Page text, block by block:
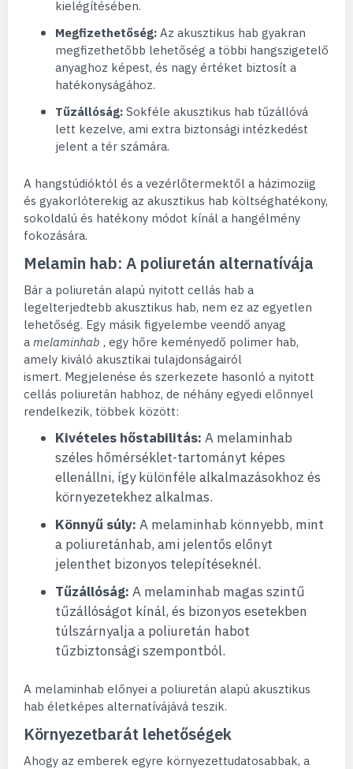
kielégítésében.
Megfizethetőség: Az akusztikus hab gyakran
megfizethetőbb lehetőség a többi hangszigetelő
anyaghoz képest, és nagy értéket biztosít a
hatékonyságához.
Tűzállóság: Sokféle akusztikus hab tűzállóvá
lett kezelve, ami extra biztonsági intézkedést
jelent a tér számára.
A hangstúdióktól és a vezérlőtermektől a házimoziig
és gyakorlóterekig az akusztikus hab költséghatékony,
sokoldalú és hatékony módot kínál a hangélmény
fokozására.
Melamin hab: A poliuretán alternatívája
Bár a poliuretán alapú nyitott cellás hab a
legelterjedtebb akusztikus hab, nem ez az egyetlen
lehetőség. Egy másik figyelembe veendő anyag
a melaminhab , egy hőre keményedő polimer hab,
amely kiváló akusztikai tulajdonságairól
ismert. Megjelenése és szerkezete hasonló a nyitott
cellás poliuretán habhoz, de néhány egyedi előnnyel
rendelkezik, többek között:
Kivételes hőstabilitás: A melaminhab
széles hőmérséklet-tartományt képes
ellenállni, így különféle alkalmazásokhoz és
környezetekhez alkalmas.
Könnyű súly: A melaminhab könnyebb, mint
a poliuretánhab, ami jelentős előnyt
jelenthet bizonyos telepítéseknél.
Tűzállóság: A melaminhab magas szintű
tűzállóságot kínál, és bizonyos esetekben
túlszárnyalja a poliuretán habot
tűzbiztonsági szempontból.
A melaminhab előnyei a poliuretán alapú akusztikus
hab életképes alternatívájává teszik.
Környezetbarát lehetőségek
Ahogy az emberek egyre környezettudatosabbak, a